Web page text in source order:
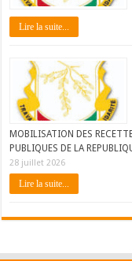
Lire la suite...
MOBILISATION DES
PUBLIQUES DE LA
28 juillet 2026
Lire la suite...